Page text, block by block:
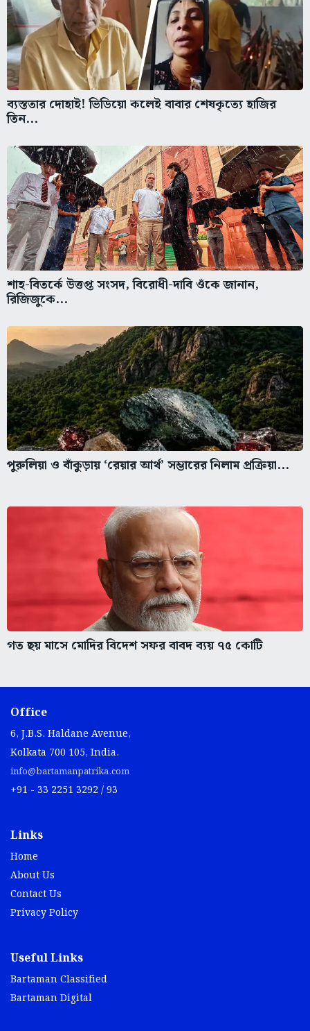
ব্যস্ততার দোহাই! ভিডিয়ো কলেই বাবার শেষকৃত্যে হাজির
তিন...
শাহ-বিতর্কে উত্তপ্ত সংসদ, বিরোধী-দাবি ওঁকে জানান,
রিজিজুকে...
পুরুলিয়া ও বাঁকুড়ায় ‘রেয়ার আর্থ’ সম্ভারের নিলাম প্রক্রিয়া...
গত ছয় মাসে মোদির বিদেশ সফর বাবদ ব্যয় ৭৫ কোটি
Office
6, J.B.S. Haldane Avenue,
Kolkata 700 105, India.
info@bartamanpatrika.com
+91 - 33 2251 3292 / 93
Links
Home
About Us
Contact Us
Privacy Policy
Useful Links
Bartaman Classified
Bartaman Digital